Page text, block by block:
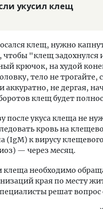
укусил клещ
клещ, нужно
чтобы "клещ
крючок, на худой
тело не
аккуратно, не дергая,
клещ будет
после укуса клеща не
кровь на
(IgM) к вирусу
— через месяц.
клеща необходимо
края по месту
решат